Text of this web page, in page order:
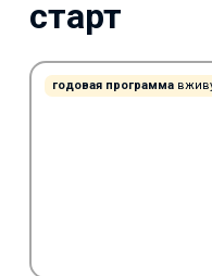
старт
годовая программа